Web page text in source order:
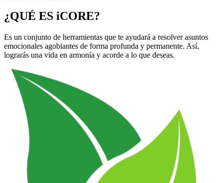
¿QUÉ ES iCORE?
Es un conjunto de herramientas que te ayudará a resolver asuntos
emocionales agobiantes de forma profunda y permanente. Así,
lograrás una vida en armonía y acorde a lo que deseas.